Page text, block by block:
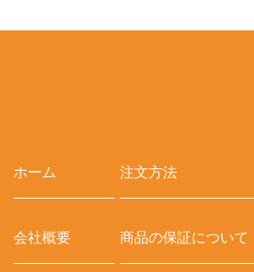
ホーム
会社概要
注文方法
商品の保証について